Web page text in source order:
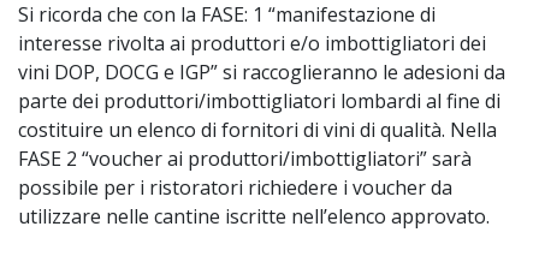
Si ricorda che con la FASE: 1 “manifestazione di
interesse rivolta ai produttori e/o imbottigliatori dei
vini DOP, DOCG e IGP” si raccoglieranno le adesioni da
parte dei produttori/imbottigliatori lombardi al fine di
costituire un elenco di fornitori di vini di qualità. Nella
FASE 2 “voucher ai produttori/imbottigliatori” sarà
possibile per i ristoratori richiedere i voucher da
utilizzare nelle cantine iscritte nell’elenco approvato.